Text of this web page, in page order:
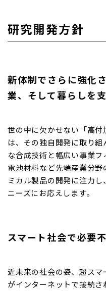
研究開発方針
新体制でさらに強化
業、そして暮らしを
世の中に欠かせない「高
は、その独自開発に取り
な合成技術と幅広い事業フ
電池材料など先端産業分
ミカル製品の開発に注力
ニーズにお応えします。
スマート社会で必要
近未来の社会の姿、超ス
がインターネットで接続